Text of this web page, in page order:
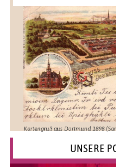
Kartengruß aus Dortmund 1898
UNSERE